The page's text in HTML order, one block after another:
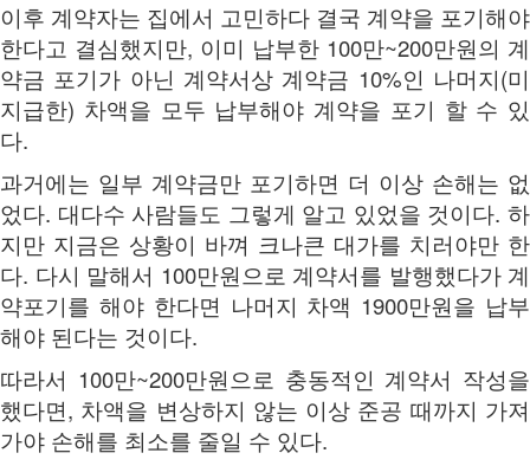
이후 계약자는 집에서 고민하다 결국 계약을 포기해야
한다고 결심했지만, 이미 납부한 100만~200만원의 계
약금 포기가 아닌 계약서상 계약금 10%인 나머지(미
지급한) 차액을 모두 납부해야 계약을 포기 할 수 있
다.
과거에는 일부 계약금만 포기하면 더 이상 손해는 없
었다. 대다수 사람들도 그렇게 알고 있었을 것이다. 하
지만 지금은 상황이 바껴 크나큰 대가를 치러야만 한
다. 다시 말해서 100만원으로 계약서를 발행했다가 계
약포기를 해야 한다면 나머지 차액 1900만원을 납부
해야 된다는 것이다.
따라서 100만~200만원으로 충동적인 계약서 작성을
했다면, 차액을 변상하지 않는 이상 준공 때까지 가져
가야 손해를 최소를 줄일 수 있다.